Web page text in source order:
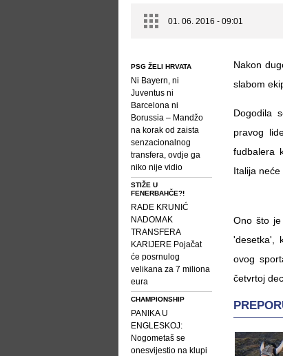
01. 06. 2016 - 09:01
PSG ŽELI HRVATA
Ni Bayern, ni
Juventus ni
Barcelona ni
Borussia – Mandžo
na korak od zaista
senzacionalnog
transfera, ovdje ga
niko nije vidio
STIŽE U
FENERBAHČE?!
RADE KRUNIĆ
NADOMAK
TRANSFERA
KARIJERE Pojačat
će posrnulog
velikana za 7 miliona
eura
CHAMPIONSHIP
PANIKA U
ENGLESKOJ:
Nogometaš se
onesvijestio na klupi
Nakon
slabom
Dogodila
pravog
fudbalera
Italija
Ono što je
'desetka',
ovog
četvrtoj